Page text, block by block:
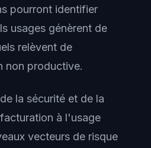
pourront identifier
usages génèrent de
relèvent de
non productive.
la sécurité et de la
à l'usage
vecteurs de risque